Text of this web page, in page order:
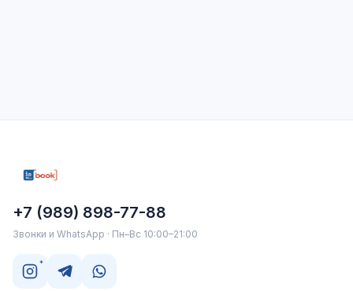
+7 (989) 898-77-88
Звонки и WhatsApp · Пн–Вс 10:00–21:00
*